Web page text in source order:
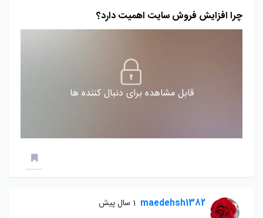
چرا افزایش فروش سایت اهمیت دارد؟
قابل مشاهده برای دنبال کننده ها
maedehsh1382 1 سال پیش